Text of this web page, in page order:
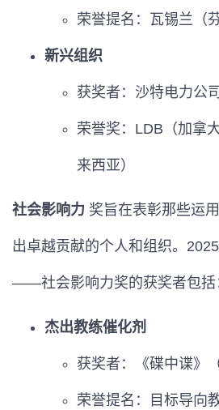
荣誉提名：瓦锡兰（芬
新兴组织
获奖者：沙特电力公
荣誉奖：LDB（加拿
来西亚）
社会影响力 奖旨在表彰那些运
出卓越贡献的个人和组织。
——社会影响力奖的获奖者包括
杰出教练催化剂
获奖者：《碟中谍》
荣誉提名：目标导向